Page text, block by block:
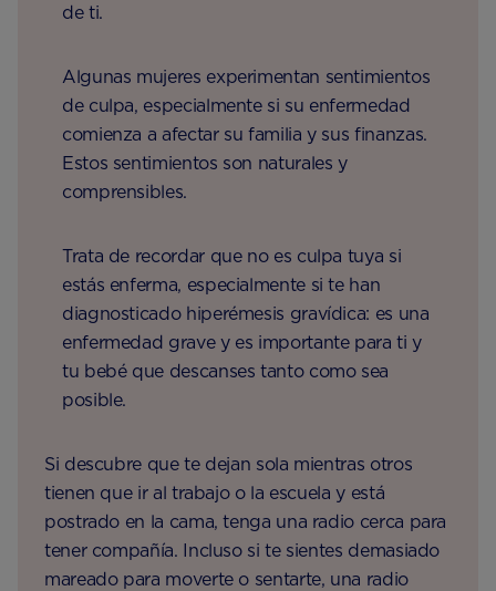
de ti.
Algunas mujeres experimentan sentimientos
de culpa, especialmente si su enfermedad
comienza a afectar su familia y sus finanzas.
Estos sentimientos son naturales y
comprensibles.
Trata de recordar que no es culpa tuya si
estás enferma, especialmente si te han
diagnosticado hiperémesis gravídica: es una
enfermedad grave y es importante para ti y
tu bebé que descanses tanto como sea
posible.
Si descubre que te dejan sola mientras otros
tienen que ir al trabajo o la escuela y está
postrado en la cama, tenga una radio cerca para
tener compañía. Incluso si te sientes demasiado
mareado para moverte o sentarte, una radio